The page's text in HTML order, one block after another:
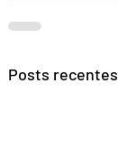
Posts recentes